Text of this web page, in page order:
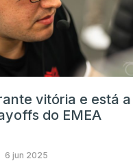
vitória e está a
do EMEA
6 jun 2025